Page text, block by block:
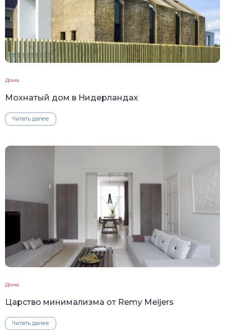
Дома
Мохнатый дом в Нидерландах
Читать далее
Дома
Царство минимализма от Remy Meijers
Читать далее